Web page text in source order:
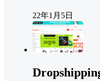
22年1月5日